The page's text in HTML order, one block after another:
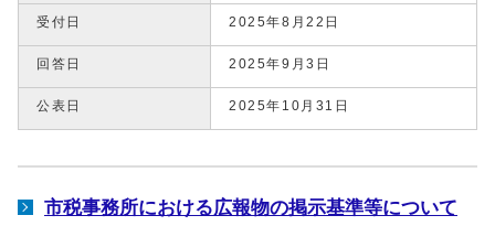
受付日 2025年8月22日
回答日 2025年9月3日
公表日 2025年10月31日
市税事務所における広報物の掲示基準等について